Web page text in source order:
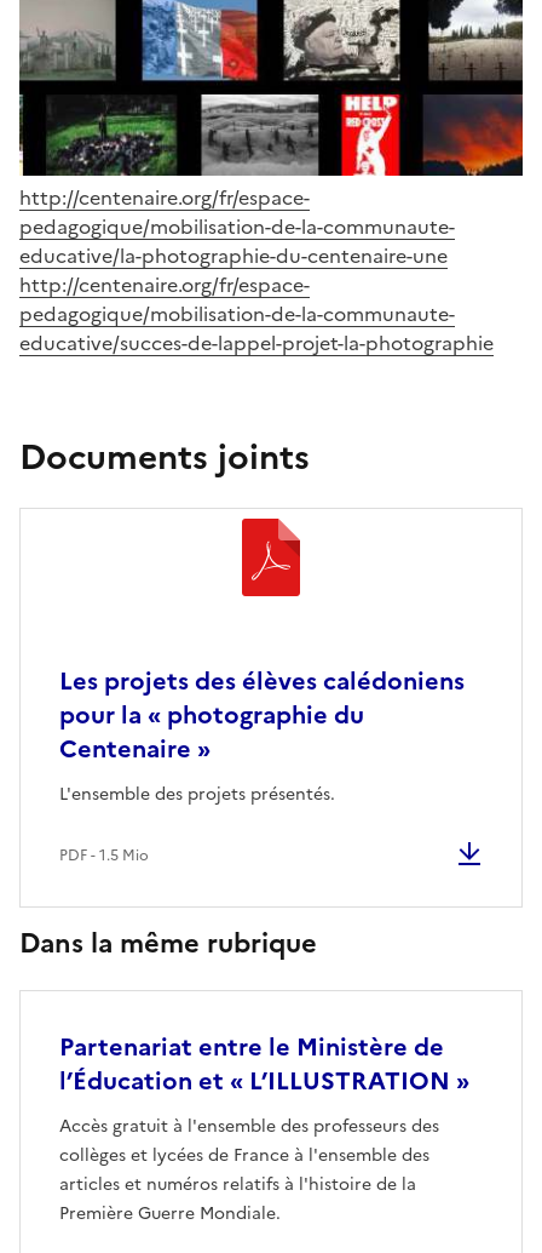
http://centenaire.org/fr/espace-
pedagogique/mobilisation-de-la-communaute-
educative/la-photographie-du-centenaire-une
http://centenaire.org/fr/espace-
pedagogique/mobilisation-de-la-communaute-
educative/succes-de-lappel-projet-la-photographie
Documents joints
Les projets des élèves calédoniens
pour la « photographie du
Centenaire »
L'ensemble des projets présentés.
PDF - 1.5 Mio
Dans la même rubrique
Partenariat entre le Ministère de
l’Éducation et « L’ILLUSTRATION »
Accès gratuit à l'ensemble des professeurs des
collèges et lycées de France à l'ensemble des
articles et numéros relatifs à l'histoire de la
Première Guerre Mondiale.